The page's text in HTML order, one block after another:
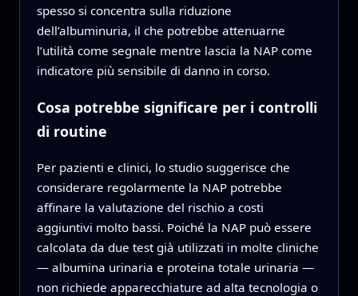
spesso si concentra sulla riduzione
dell’albuminuria, il che potrebbe attenuarne
l’utilità come segnale mentre lascia la NAP come
indicatore più sensibile di danno in corso.
Cosa potrebbe significare per i controlli
di routine
Per pazienti e clinici, lo studio suggerisce che
considerare regolarmente la NAP potrebbe
affinare la valutazione del rischio a costi
aggiuntivi molto bassi. Poiché la NAP può essere
calcolata da due test già utilizzati in molte cliniche
— albumina urinaria e proteina totale urinaria —
non richiede apparecchiature ad alta tecnologia o